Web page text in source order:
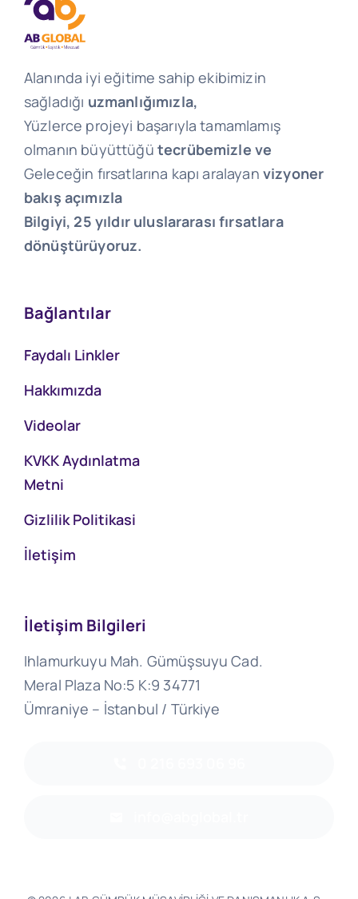
Alanında iyi eğitime sahip ekibimizin
sağladığı uzmanlığımızla,
Yüzlerce projeyi başarıyla tamamlamış
olmanın büyüttüğü tecrübemizle ve
Geleceğin fırsatlarına kapı aralayan vizyoner
bakış açımızla
Bilgiyi, 25 yıldır uluslararası fırsatlara
dönüştürüyoruz.
Bağlantılar
Faydalı Linkler
Hakkımızda
Videolar
KVKK Aydınlatma
Metni
Gizlilik Politikasi
İletişim
İletişim Bilgileri
Ihlamurkuyu Mah. Gümüşsuyu Cad.
Meral Plaza No:5 K:9 34771
Ümraniye – İstanbul / Türkiye